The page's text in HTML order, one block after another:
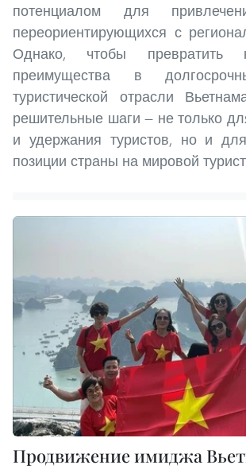
потенциалом для
переориентирующихся с
Однако, чтобы превратить
преимущества в
туристической отрасли
решительные шаги — не только
и удержания туристов, но и
позиции страны на мировой
Продвижение имиджа